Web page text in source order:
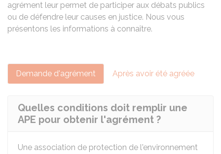
agrément leur permet de participer aux débats publics
ou de défendre leur causes en justice. Nous vous
présentons les informations à connaître.
Demande d'agrément Après avoir été agréée
Quelles conditions doit remplir une
APE pour obtenir l'agrément ?
Une association de protection de l'environnement